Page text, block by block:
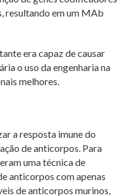
resultando em um MAb
era capaz de causar
o uso da engenharia na
melhores.
a resposta imune do
de anticorpos. Para
uma técnica de
anticorpos com apenas
de anticorpos murinos,